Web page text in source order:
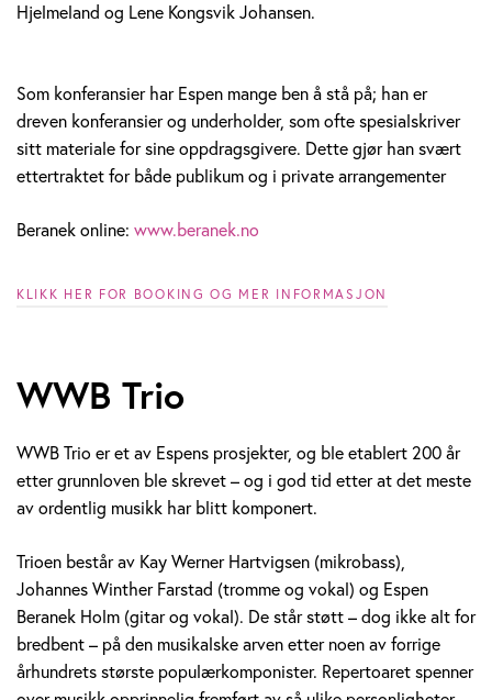
Hjelmeland og Lene Kongsvik Johansen.
Som konferansier har Espen mange ben å stå på; han er
dreven konferansier og underholder, som ofte spesialskriver
sitt materiale for sine oppdragsgivere. Dette gjør han svært
ettertraktet for både publikum og i private arrangementer
Beranek online: www.beranek.no
KLIKK HER FOR BOOKING OG MER INFORMASJON
WWB Trio
WWB Trio er et av Espens prosjekter, og ble etablert 200 år
etter grunnloven ble skrevet – og i god tid etter at det meste
av ordentlig musikk har blitt komponert.
Trioen består av Kay Werner Hartvigsen (mikrobass),
Johannes Winther Farstad (tromme og vokal) og Espen
Beranek Holm (gitar og vokal). De står støtt – dog ikke alt for
bredbent – på den musikalske arven etter noen av forrige
århundrets største populærkomponister. Repertoaret spenner